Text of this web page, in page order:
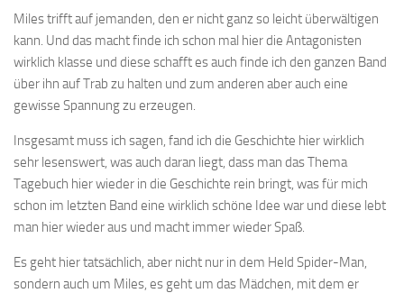
Miles trifft auf jemanden, den er nicht ganz so leicht überwältigen
kann. Und das macht finde ich schon mal hier die Antagonisten
wirklich klasse und diese schafft es auch finde ich den ganzen Band
über ihn auf Trab zu halten und zum anderen aber auch eine
gewisse Spannung zu erzeugen.
Insgesamt muss ich sagen, fand ich die Geschichte hier wirklich
sehr lesenswert, was auch daran liegt, dass man das Thema
Tagebuch hier wieder in die Geschichte rein bringt, was für mich
schon im letzten Band eine wirklich schöne Idee war und diese lebt
man hier wieder aus und macht immer wieder Spaß.
Es geht hier tatsächlich, aber nicht nur in dem Held Spider-Man,
sondern auch um Miles, es geht um das Mädchen, mit dem er